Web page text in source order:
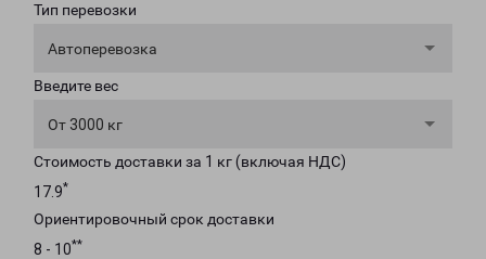
Тип перевозки
Автоперевозка
Введите вес
От 3000 кг
Стоимость доставки за 1 кг (включая НДС)
17.9*
Ориентировочный срок доставки
8 - 10**